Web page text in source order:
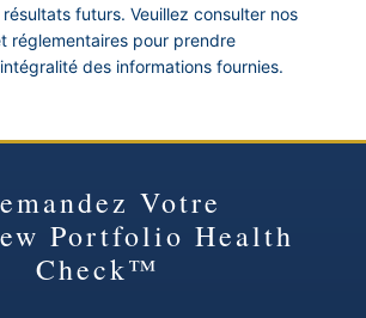
futurs. Veuillez consulter nos
réglementaires pour prendre
des informations fournies.
Votre
Portfolio Health
Check™